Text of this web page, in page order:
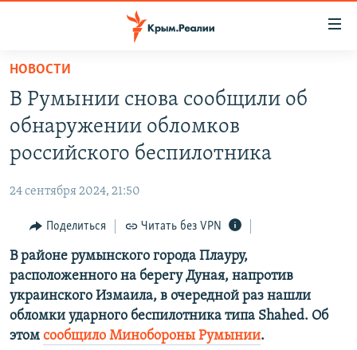
Вернуться
основному
содержанию
Вернутся
главной
навигации
Вернутся
поиску
СПЕЦПРОЕКТЫ
ГРУЗ 200
11 ЛЕТ ОККУПАЦИИ КРЫМА. 11 ИСТОРИЙ СОПРОТИВЛЕНИЯ
ЕЩЕ
ИНТЕРАКТИВ
ИНФОГРАФИКА
ТЕЛЕПРОЕКТ КРЫМ.РЕАЛИИ
СОВЕТЫ ПРАВОЗАЩИТНИКОВ
ПРОПАВШИЕ БЕЗ ВЕСТИ
РАДІО СВОБОДА
КАК ОБОЙТИ БЛОКИРОВКУ
Українською
Qırımtatar
НОВОСТИ
В Румынии снова сообщили об
обнаружении обломков
российского беспилотника
24 сентября 2024, 21:50
Поделиться Читать без VPN
В районе румынского города Плауру,
расположенного на берегу Дуная, напротив
украинского Измаила, в очередной раз нашли
обломки ударного беспилотника типа Shahed. Об
этом сообщило Минобороны Румынии.